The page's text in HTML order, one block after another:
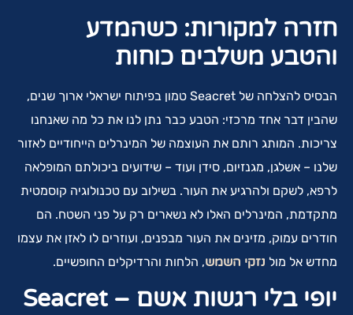
חזרה למקורות: כשהמדע
והטבע משלבים כוחות
הבסיס להצלחה של Seacret טמון בפיתוח ישראלי ארוך שנים,
שהבין דבר אחד מרכזי: הטבע כבר נתן לנו את כל מה שאנחנו
צריכות. המותג רותם את העוצמה של המינרלים הייחודיים לאזור
שלנו – אשלגן, מגנזיום, סידן ועוד – שידועים ביכולתם המופלאה
לרפא, לשקם ולהרגיע את העור. בשילוב עם טכנולוגיה קוסמטית
מתקדמת, המינרלים האלו לא נשארים רק על פני השטח. הם
חודרים עמוק, מזינים את העור מבפנים, ועוזרים לו לאזן את עצמו
מחדש אל מול נזקי השמש, הלחות והרדיקלים החופשיים.
יופי בלי רגשות אשם –Seacret